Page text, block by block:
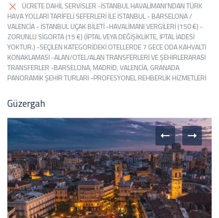
ÜCRETE DAHİL SERVİSLER -İSTANBUL HAVALİMANI’NDAN TÜRK
HAVA YOLLARI TARİFELİ SEFERLERİ İLE İSTANBUL - BARSELONA /
VALENCİA - İSTANBUL UÇAK BİLETİ -HAVALİMANI VERGİLERİ (150 €) -
ZORUNLU SİGORTA (15 €) (İPTAL VEYA DEĞİŞİKLİKTE, İPTAL İADESİ
YOKTUR.) -SEÇİLEN KATEGORİDEKİ OTELLERDE 7 GECE ODA KAHVALTI
KONAKLAMASI -ALAN/OTEL/ALAN TRANSFERLERİ VE ŞEHİRLERARASI
TRANSFERLER -BARSELONA, MADRİD, VALENCİA, GRANADA
PANORAMİK ŞEHİR TURLARI -PROFESYONEL REHBERLİK HİZMETLERİ
Güzergah